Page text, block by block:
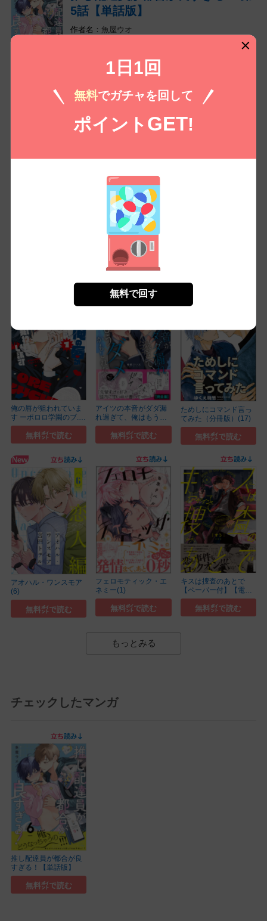
5話【単話版】
魚屋ウオ
無料㌽で読む
推し配達員が都合が良すぎる！ 第
6話【単話版】
無料㌽で読む
コイコミ編集部推し
俺の唇が狙われていま
す ーポロロ学園のブ...
(1)
無料㌽で読む
アイツの本音がダダ漏
れ過ぎて、俺はもう
ダ...(1)
無料㌽で読む
ためしにコマンド言っ
てみた（分冊版）(17)
無料㌽で読む
アオハル・ワンスモア
(6)
無料㌽で読む
フェロモティック・エ
ネミー(1)
無料㌽で読む
キスは捜査のあとで
【ペーパー付】【電子
限...(2)
無料㌽で読む
もっとみる
チェックしたマンガ
推し配達員が都合が良
すぎる！【単話版】
無料㌽で読む
1日1回
無料でガチャを回して
ポイント GET!
無料で回す